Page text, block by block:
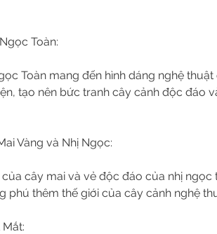
Toàn:
Toàn mang đến hình dáng nghệ thuật
tạo nên bức tranh cây cảnh độc đáo
Vàng và Nhị Ngọc:
cây mai và vẻ độc đáo của nhị ngọc
phú thêm thế giới của cây cảnh nghệ